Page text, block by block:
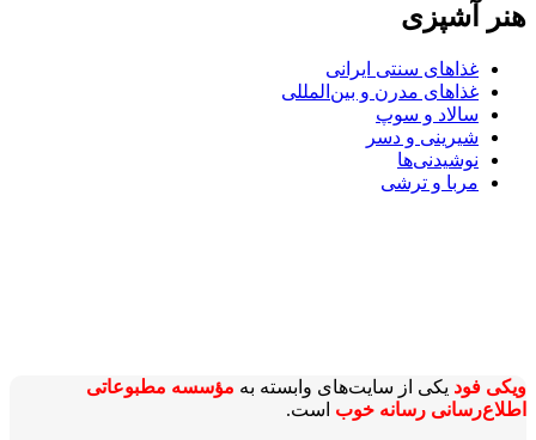
هنر آشپزی
غذاهای سنتی ایرانی
غذاهای مدرن و بین‌المللی
سالاد و سوپ
شیرینی و دسر
نوشیدنی‌ها
مربا و ترشی
ویکی‌ فود یکی از سایت‌های وابسته به مؤسسه مطبوعاتی
اطلاع‌رسانی رسانه خوب است.